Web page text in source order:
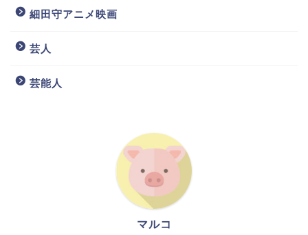
細田守アニメ映画
芸人
芸能人
マルコ